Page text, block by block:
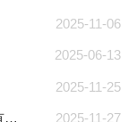
2025-11-06
2025-06-13
2025-11-25
2025-11-27
羽绒服生产厂家告诉你羽绒服为什么会有钻绒？
免费打样哦！